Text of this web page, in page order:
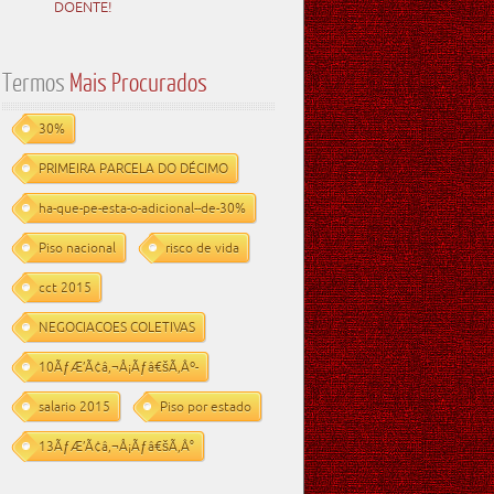
DOENTE!
Termos Mais Procurados
30%
PRIMEIRA PARCELA DO DÉCIMO
ha-que-pe-esta-o-adicional--de-30%
Piso nacional risco de vida
cct 2015
NEGOCIACOES COLETIVAS
10ÃƒÆ’Ã¢â‚¬Å¡Ãƒâ€šÃ‚Âº-
salario 2015 Piso por estado
13ÃƒÆ’Ã¢â‚¬Å¡Ãƒâ€šÃ‚Â°